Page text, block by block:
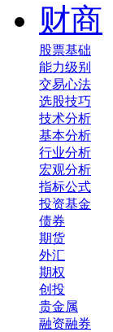
财商
股票基础
能力级别
交易心法
选股技巧
技术分析
基本分析
行业分析
宏观分析
指标公式
投资基金
债券
期货
外汇
期权
创投
贵金属
融资融券